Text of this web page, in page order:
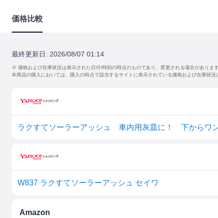
価格比較
最終更新日: 2026/08/07 01:14
※ 価格および在庫状況は表示された日付/時刻の時点のものであり、変更される場合がありま
本商品の購入においては、購入の時点で該当するサイトに表示されている価格および在庫状
ラクすてソーラーアッシュ 車内用灰皿に！ 下からワ
W837 ラクすてソーラーアッシュ セイワ
Amazon